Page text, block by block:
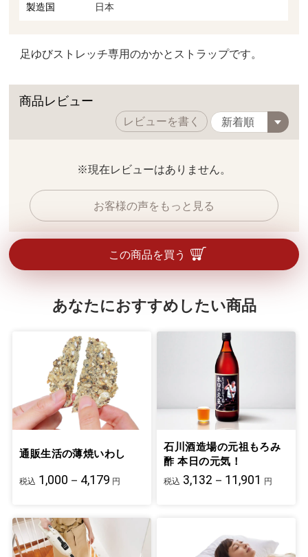
製造国 日本
足ゆびストレッチ専用のかかとストラップです。
商品レビュー
レビューを書く
※現在レビューはありません。
お客様の声をもっと見る
この商品を買う
あなたにおすすめしたい商品
通販生活の薄焼いわし
税込 1,000－4,179 円
石川酒造場の元祖もろみ
酢 本日の元気！
税込 3,132－11,901 円